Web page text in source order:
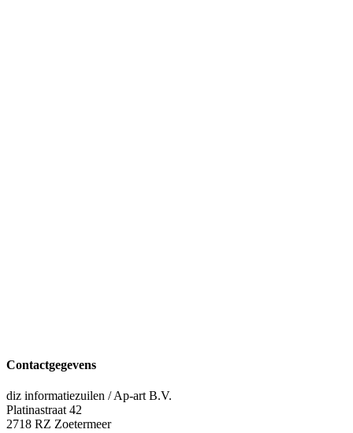
Contactgegevens
diz informatiezuilen / Ap-art B.V.
Platinastraat 42
2718 RZ Zoetermeer